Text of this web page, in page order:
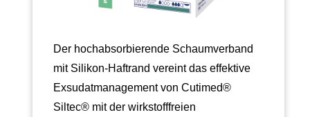
Der hochabsorbierende Schaumverband
mit Silikon-Haftrand vereint das effektive
Exsudatmanagement von Cutimed®
Siltec® mit der wirkstofffreien